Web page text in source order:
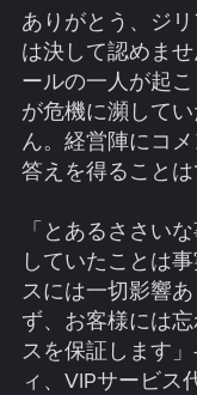
ありがとう、ジ
は決して認めま
ールの一人が起
が危機に瀕して
ん。経営陣にコ
答えを得ることは
「とあるささい
していたことは
スには一切影響
ず、お客様には
スを保証します
ィ、VIPサービス